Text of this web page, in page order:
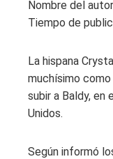
Nombre del autor
Tiempo de
La hispana
muchísimo como
subir a Baldy, en
Unidos.
Según informó